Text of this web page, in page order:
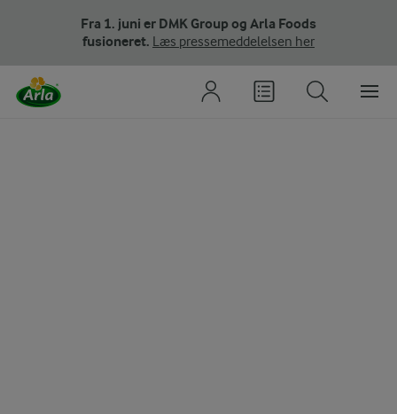
Fra 1. juni er DMK Group og Arla Foods
fusioneret. Læs pressemeddelelsen her